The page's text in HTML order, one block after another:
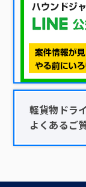
軽貨物ドラ
よくあるご